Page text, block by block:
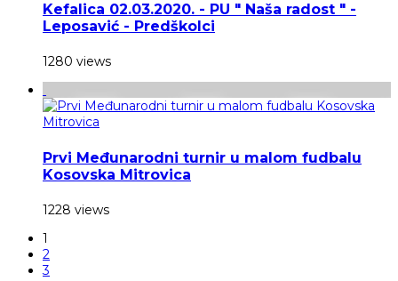
Kefalica 02.03.2020. - PU " Naša radost " -
Leposavić - Predškolci
1280 views
Prvi Međunarodni turnir u malom fudbalu
Kosovska Mitrovica
1228 views
1
2
3